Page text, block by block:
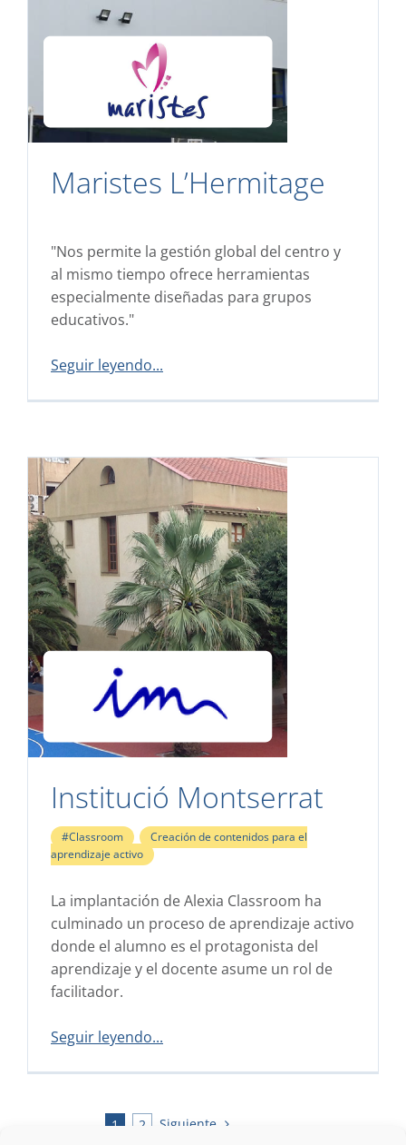
Maristes L’Hermitage
"Nos permite la gestión global del centro y
al mismo tiempo ofrece herramientas
especialmente diseñadas para grupos
educativos."
Seguir leyendo...
Institució Montserrat
#Classroom
Creación de contenidos para el
aprendizaje activo
La implantación de Alexia Classroom ha
culminado un proceso de aprendizaje activo
donde el alumno es el protagonista del
aprendizaje y el docente asume un rol de
facilitador.
Seguir leyendo...
1 2 Siguiente